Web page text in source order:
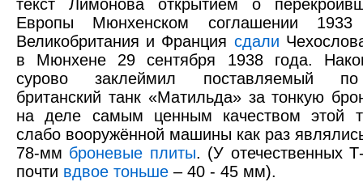
текст Лимонова открытием о
Европы Мюнхенском соглашении
Великобритания и Франция сдали
в Мюнхене 29 сентября 1938 года.
сурово заклеймил поставляемый
британский танк «Матильда» за тонкую
на деле самым ценным качеством этой
слабо вооружённой машины как раз
78-мм броневые плиты. (У отечественных
почти вдвое тоньше – 40 - 45 мм).